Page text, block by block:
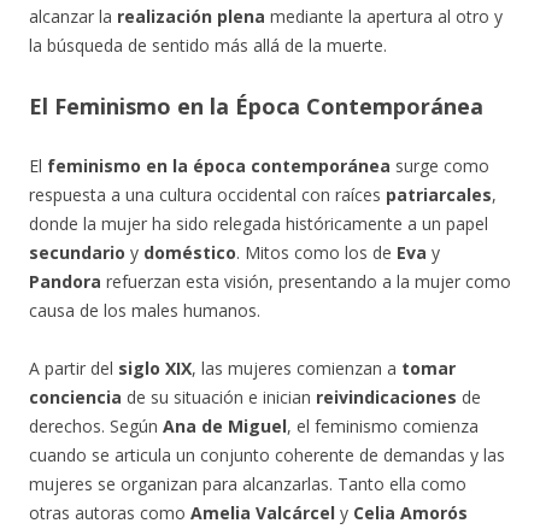
alcanzar la realización plena mediante la apertura al otro y
la búsqueda de sentido más allá de la muerte.
El Feminismo en la Época Contemporánea
El feminismo en la época contemporánea surge como
respuesta a una cultura occidental con raíces patriarcales,
donde la mujer ha sido relegada históricamente a un papel
secundario y doméstico. Mitos como los de Eva y
Pandora refuerzan esta visión, presentando a la mujer como
causa de los males humanos.
A partir del siglo XIX, las mujeres comienzan a tomar
conciencia de su situación e inician reivindicaciones de
derechos. Según Ana de Miguel, el feminismo comienza
cuando se articula un conjunto coherente de demandas y las
mujeres se organizan para alcanzarlas. Tanto ella como
otras autoras como Amelia Valcárcel y Celia Amorós